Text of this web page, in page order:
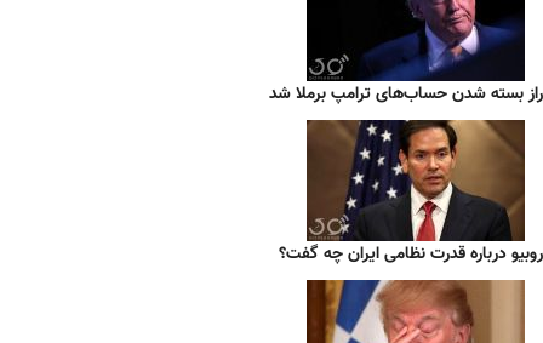
راز بسته شدن حساب‌های ترامپ برملا شد
روبیو درباره قدرت نظامی ایران چه گفت؟